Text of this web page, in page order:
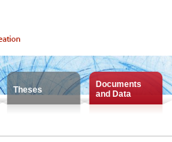
Theses
Documents
and Data